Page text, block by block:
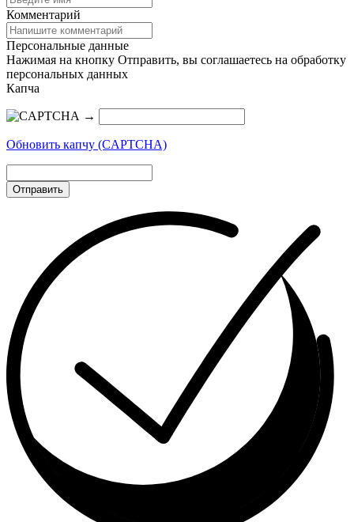
Комментарий
Персональные данные
Нажимая на кнопку Отправить, вы соглашаетесь на обработку
персональных данных
Капча
→
Обновить капчу (CAPTCHA)
Отправить